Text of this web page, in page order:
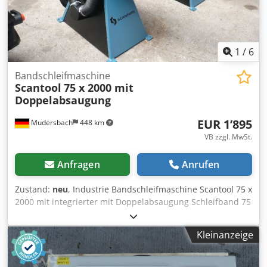
Spitzenqualität
1 / 6
Mudersbach 448 km
Bandschleifmaschine
Scantool 75 x 2000 mit
Doppelabsaugung
EUR 1’895
VB zzgl. MwSt.
Anfragen Anrufen
Zustand: neu, Industrie Bandschleifmaschine Scantool 75 x
2000 mit integrierter mit Doppelabsaugung Schleifband 75
x 2000 mm Arbeitsbreite: - 75 mm Motor: - 4,1 PS
Geschwindigkeit: - 34 m/Sek. Tischhöhe: - 475 bis 1240 mm
Schleifbandabmessung: - 75 x 2000 mm Planschleiffläche: -
530 mm Gewicht: - 100 kg Die Industrie
Bandschleifermodelle Scantool mit Doppelabsaugung 75 x
Kleinanzeige